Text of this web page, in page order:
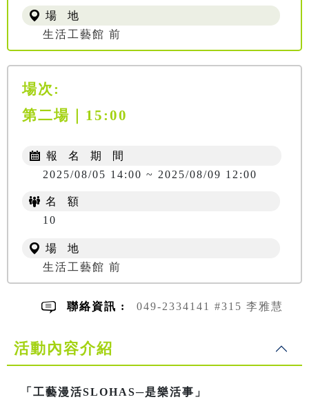
場 地
生活工藝館 前
場次:
第二場｜15:00
報 名 期 間
2025/08/05 14:00 ~ 2025/08/09 12:00
名 額
10
場 地
生活工藝館 前
聯絡資訊 : 049-2334141 #315 李雅慧
活動內容介紹
「工藝漫活SLOHAS─是樂活事」